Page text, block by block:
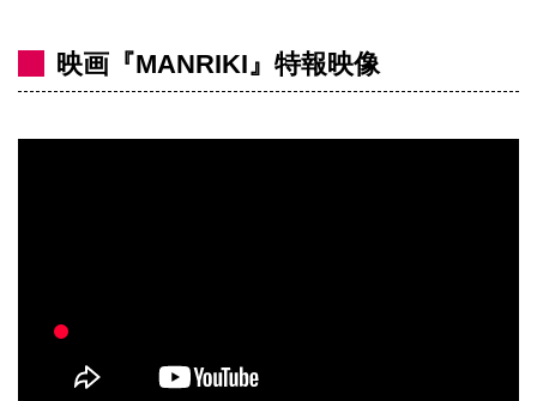
映画『MANRIKI』特報映像